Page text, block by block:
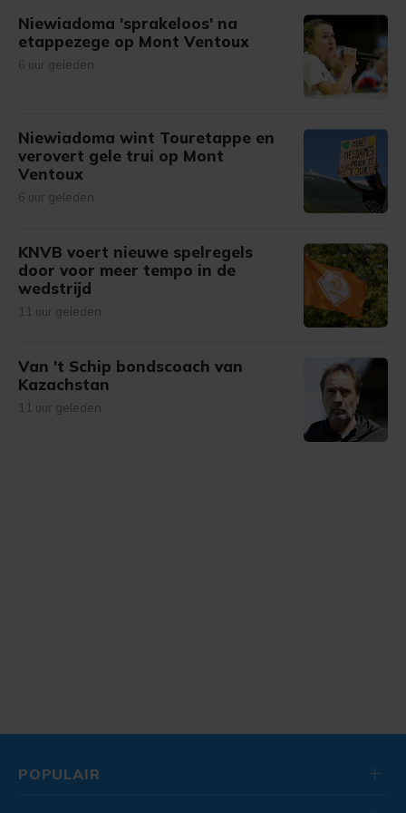
Niewiadoma 'sprakeloos' na
etappezege op Mont Ventoux
6 uur geleden
Niewiadoma wint Touretappe en
verovert gele trui op Mont
Ventoux
6 uur geleden
KNVB voert nieuwe spelregels
door voor meer tempo in de
wedstrijd
11 uur geleden
Van 't Schip bondscoach van
Kazachstan
11 uur geleden
POPULAIR